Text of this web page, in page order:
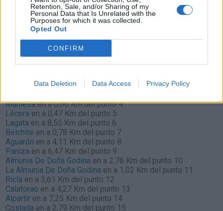
Retention, Sale, and/or Sharing of my
Personal Data that Is Unrelated with the
Purposes for which it was collected.
Opted Out
CONFIRM
Data Deletion Data Access Privacy Policy
Estado del tráfico e incidencias de la DGT en
Arbúcies
Actualmente no hay incidencias de tráfico cerca deArbúcies
según la dirección general de tráfico
Localidades que puedes ver por el camino
en a 3,09 Km del punto 2
Muniesaen a 0,66 Km del punto 4
Lécera en a 0,47 Km del punto 5
Lagata en a 8,55 Km del punto 6
Belchite en a 0,78 Km del punto 7
Aguarón en a 4,11 Km del punto 8
Paniza en a 6,47 Km del punto 9
Almunia De Doña Godina en a 2,76 Km del punto 10
La Almunia De Doña Godina en a 1,02 Km del punto 11
Ricla en a 3,61 Km del punto 12
Calatorao en a 4,27 Km del punto 13
Alpartir en a 7,25 Km del punto 14
Coslada en a 2,79 Km del punto 15